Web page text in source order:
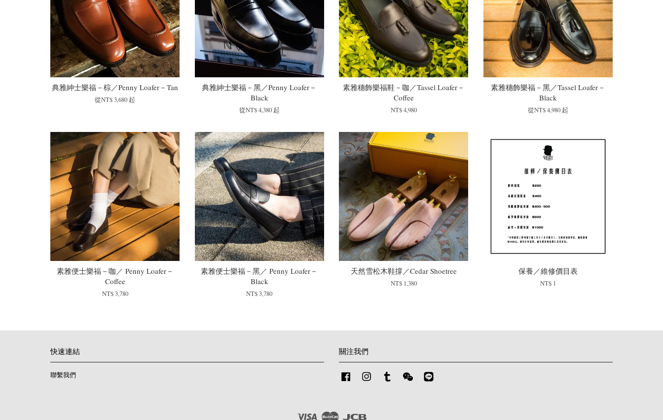
典雅紳士樂福－棕／Penny Loafer－Tan
從NT$ 3,680 起
典雅紳士樂福－黑／Penny Loafer－
Black
從NT$ 4,380 起
素雅穗飾樂福鞋－咖／Tassel Loafer－
Coffee
NT$ 4,980
素雅穗飾樂福－黑／Tassel Loafer－
Black
從NT$ 4,980 起
素雅便士樂福－咖／ Penny Loafer－
Coffee
NT$ 3,780
素雅便士樂福－黑／ Penny Loafer－
Black
NT$ 3,780
天然雪松木鞋撐／Cedar Shoetree
NT$ 1,380
保養／維修價目表
NT$ 1
快速連結
聯繫我們
關注我們
Facebook Instagram Tumblr Wechat
Visa Master